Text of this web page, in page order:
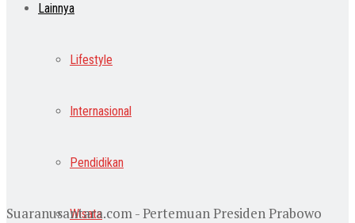
Lainnya
Lifestyle
Internasional
Pendidikan
Wisata
Suaranusantara.com - Pertemuan Presiden Prabowo